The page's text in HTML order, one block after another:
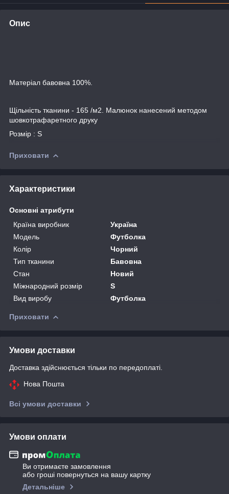
Опис
Матеріал бавовна 100%.
Щільність тканини - 165 /м2. Малюнок нанесений методом
шовкотрафаретного друку
Розмір : S
Приховати
Характеристики
Основні атрибути
Країна виробник
Україна
Модель
Футболка
Колір
Чорний
Тип тканини
Бавовна
Стан
Новий
Міжнародний розмір
S
Вид виробу
Футболка
Приховати
Умови доставки
Доставка здійснюється тільки по передоплаті.
Нова Пошта
Всі умови доставки
Умови оплати
Ви отримаєте замовлення
або гроші повернуться на вашу картку
Детальніше